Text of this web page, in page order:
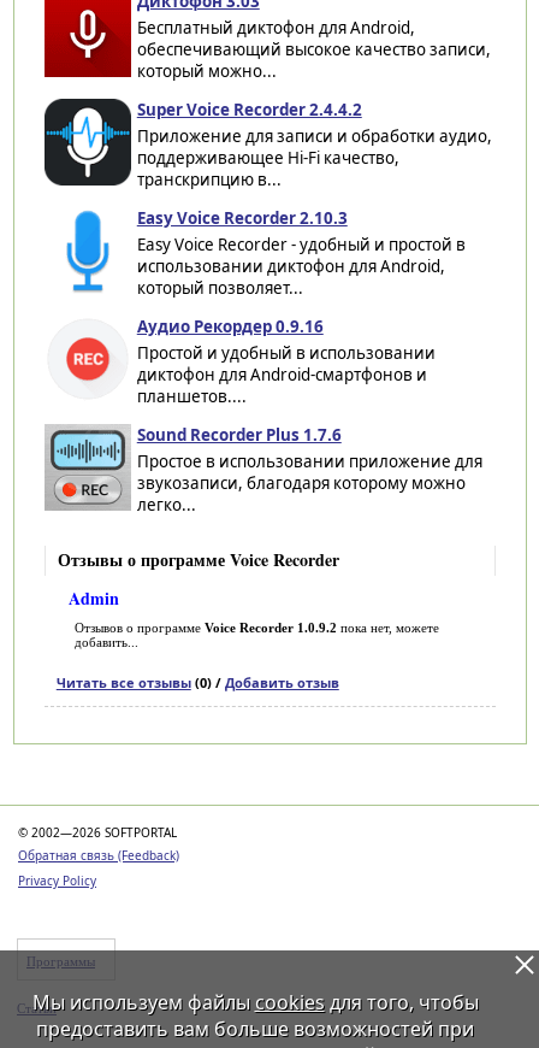
Бесплатный диктофон для Android,
обеспечивающий высокое качество записи,
который можно...
Super Voice Recorder 2.4.4.2
Приложение для записи и обработки аудио,
поддерживающее Hi-Fi качество,
транскрипцию в...
Easy Voice Recorder 2.10.3
Easy Voice Recorder - удобный и простой в
использовании диктофон для Android,
который позволяет...
Аудио Рекордер 0.9.16
Простой и удобный в использовании
диктофон для Android-смартфонов и
планшетов....
Sound Recorder Plus 1.7.6
Простое в использовании приложение для
звукозаписи, благодаря которому можно
легко...
Отзывы о программе Voice Recorder
Admin
Отзывов о программе Voice Recorder 1.0.9.2 пока нет, можете
добавить...
Читать все отзывы(0) / Добавить отзыв
© 2002—2026 SOFTPORTAL
Обратная связь (Feedback)
Privacy Policy
Программы
Статьи
Мы используем файлы cookiesдля того, чтобы
предоставить вам больше возможностей при